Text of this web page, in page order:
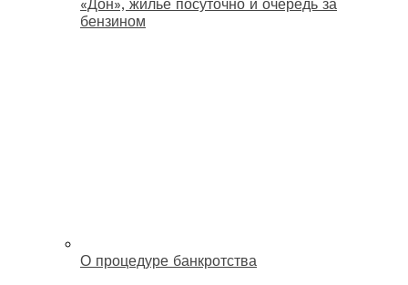
«Дон», жильё посуточно и очередь за
бензином
О процедуре банкротства